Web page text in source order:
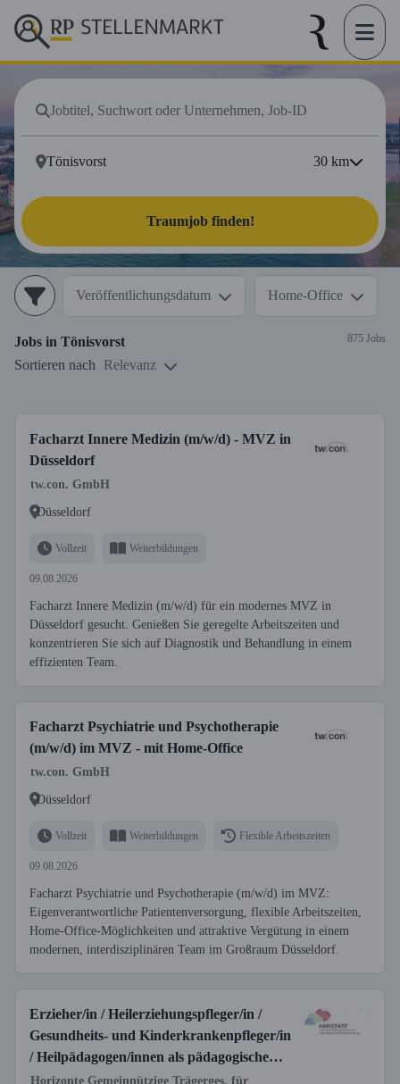
30 km
Traumjob finden!
Veröffentlichungsdatum Home-Office
Jobs in Tönisvorst 875 Jobs
Sortieren nach Relevanz
Facharzt Innere Medizin (m/w/d) - MVZ in
Düsseldorf
tw.con. GmbH
Düsseldorf
Vollzeit Weiterbildungen
09.08.2026
Facharzt Innere Medizin (m/w/d) für ein modernes MVZ in
Düsseldorf gesucht. Genießen Sie geregelte Arbeitszeiten und
konzentrieren Sie sich auf Diagnostik und Behandlung in einem
effizienten Team.
Facharzt Psychiatrie und Psychotherapie
(m/w/d) im MVZ - mit Home-Office
tw.con. GmbH
Düsseldorf
Vollzeit Weiterbildungen Flexible Arbeitszeiten
09.08.2026
Facharzt Psychiatrie und Psychotherapie (m/w/d) im MVZ:
Eigenverantwortliche Patientenversorgung, flexible Arbeitszeiten,
Home-Office-Möglichkeiten und attraktive Vergütung in einem
modernen, interdisziplinären Team im Großraum Düsseldorf.
Erzieher/in / Heilerziehungspfleger/in /
Gesundheits- und Kinderkrankenpfleger/in
/ Heilpädagogen/innen als pädagogische
Fachkraft (m/w/d)
Horizonte Gemeinnützige Trägerges. für